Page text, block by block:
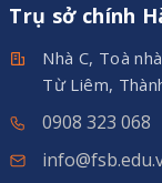
Trụ sở chính
Nhà C, Toà
Từ Liêm,
0908 323 068